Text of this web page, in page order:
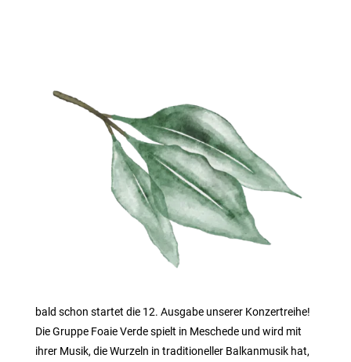
bald schon startet die 12. Ausgabe unserer Konzertreihe!
Die Gruppe Foaie Verde spielt in Meschede und wird mit
ihrer Musik, die Wurzeln in traditioneller Balkanmusik hat,